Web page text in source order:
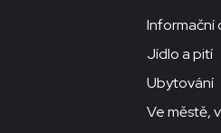
Informační
Jídlo a pití
Ubytování
Ve městě,